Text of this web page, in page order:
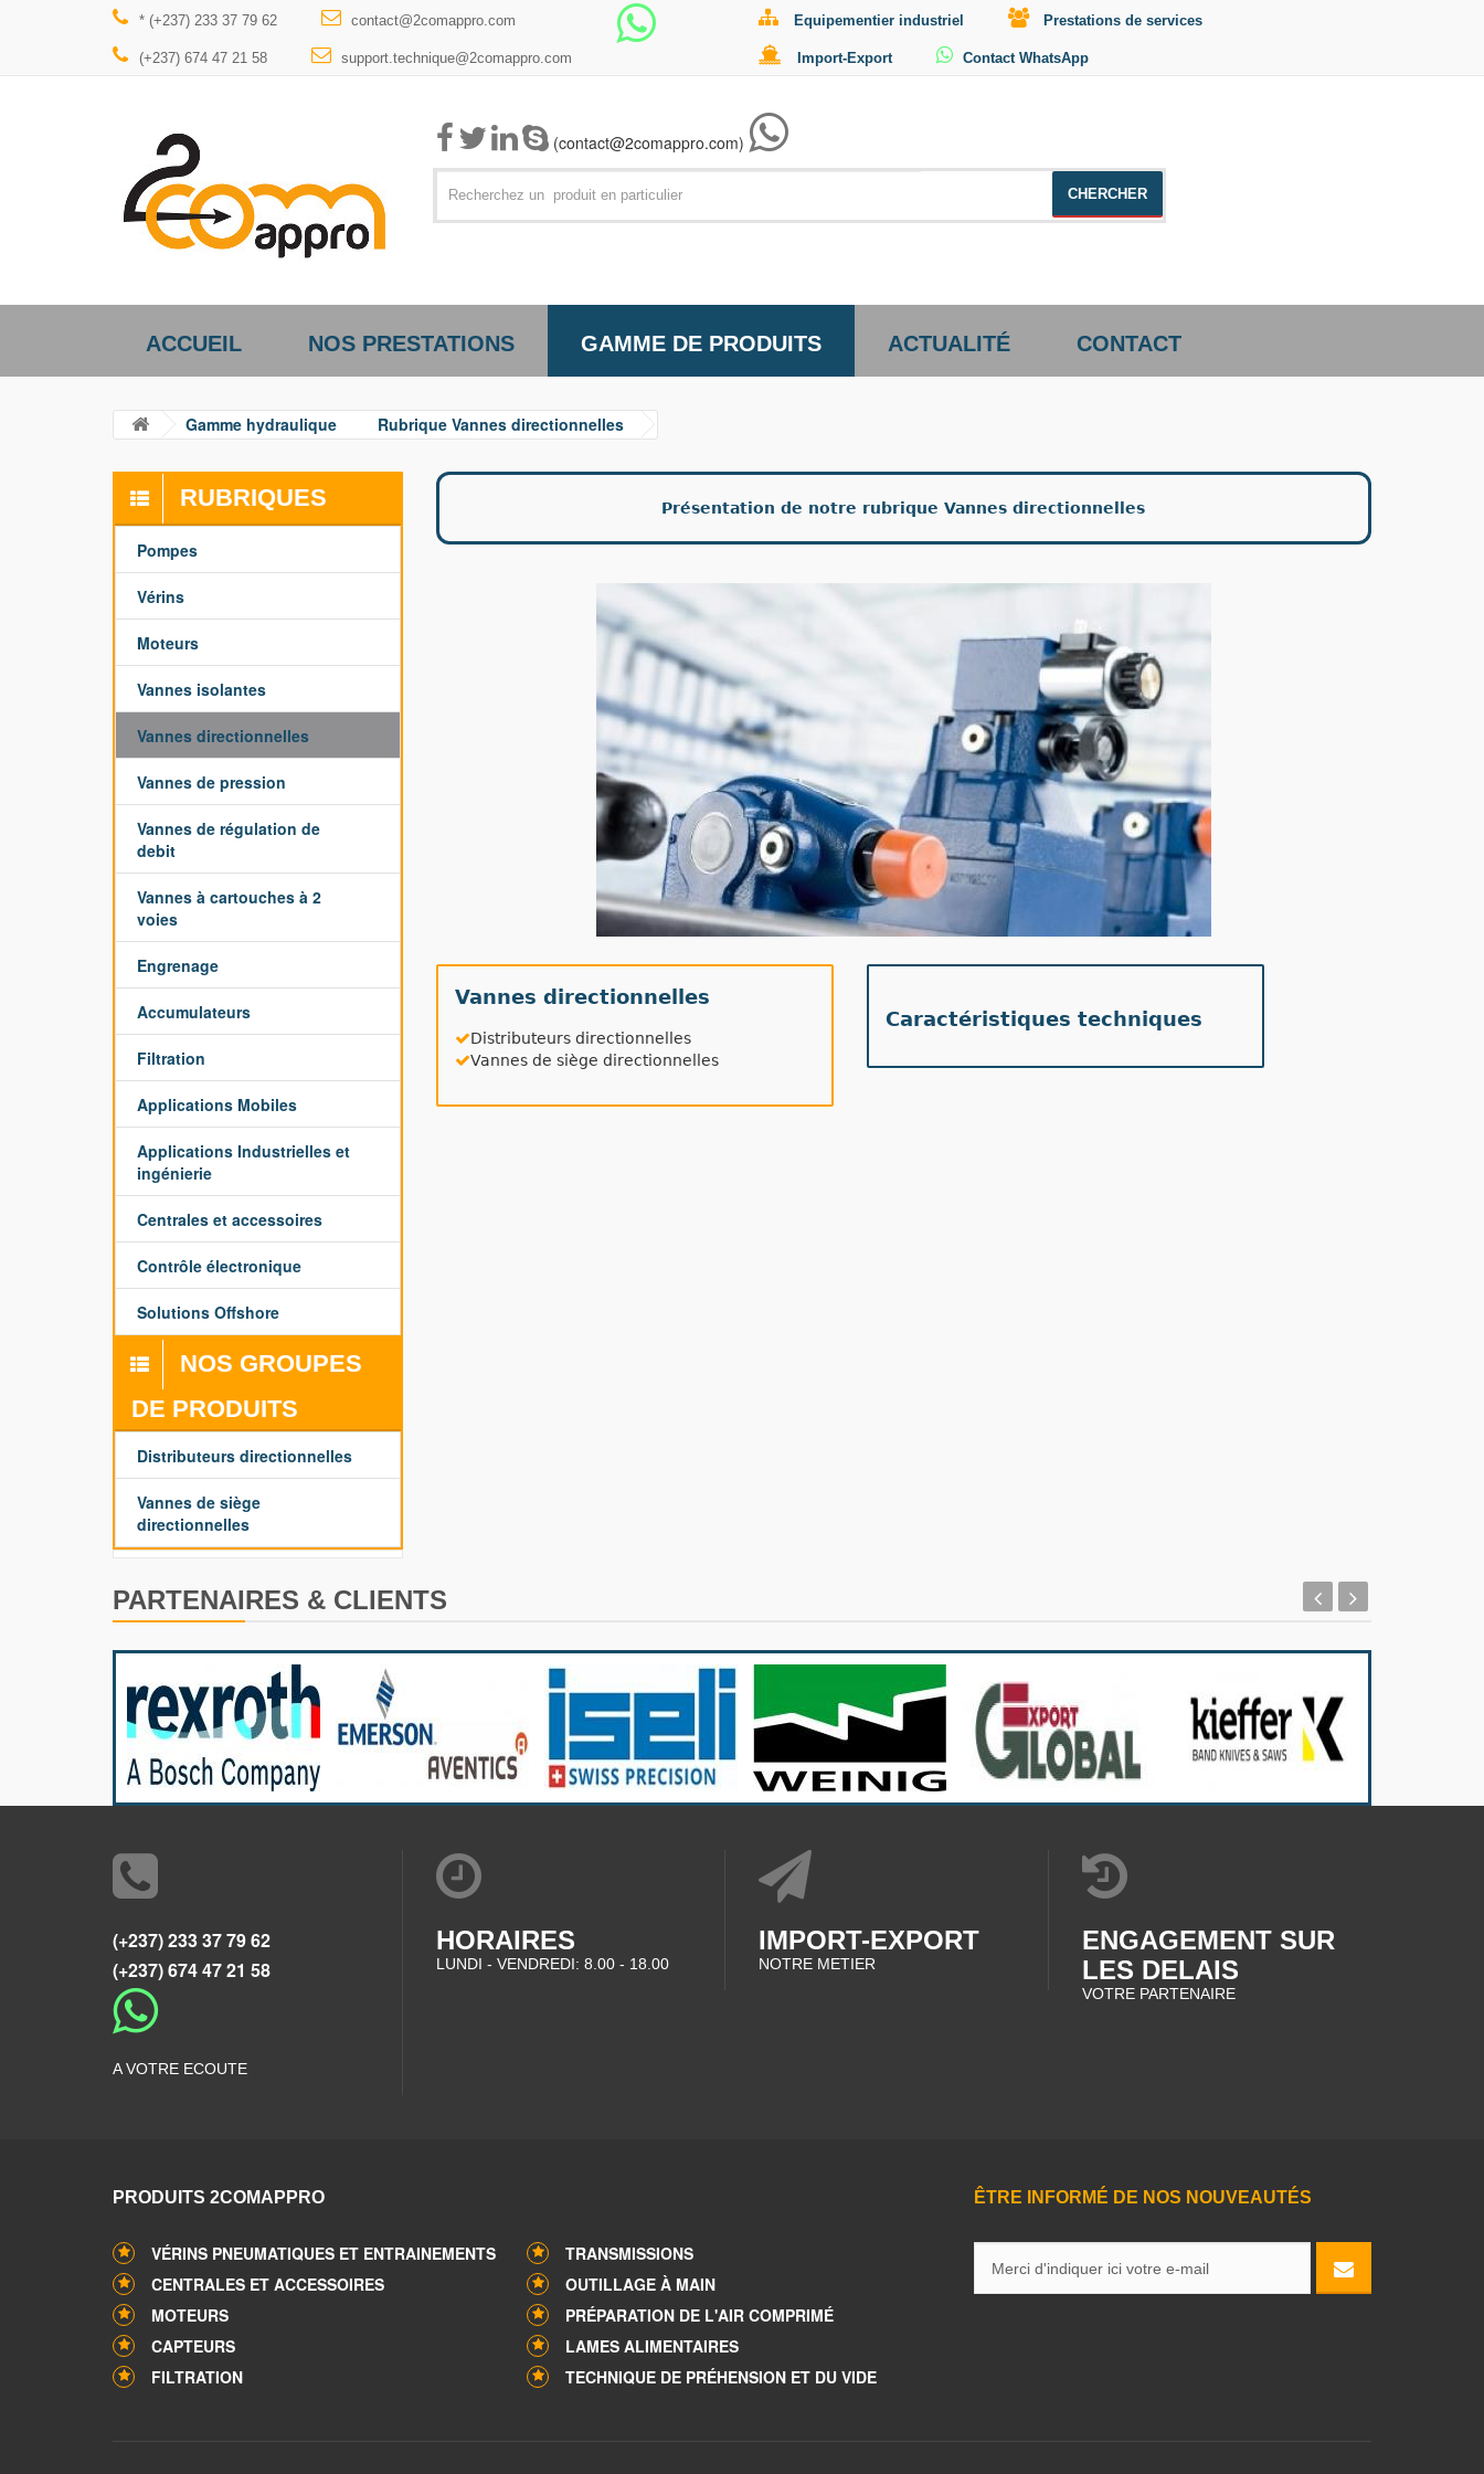
* (+237) 233 37 79 62 contact@2comappro.com
(+237) 674 47 21 58 support.technique@2comappro.com
Equipementier industriel Prestations de services
Import-Export Contact WhatsApp
(contact@2comappro.com)
ACCUEIL NOS PRESTATIONS GAMME DE PRODUITS ACTUALITÉ CONTACT
Gamme hydraulique Rubrique Vannes directionnelles
RUBRIQUES
Pompes
Vérins
Moteurs
Vannes isolantes
Vannes directionnelles
Vannes de pression
Vannes de régulation de
debit
Vannes à cartouches à 2
voies
Engrenage
Accumulateurs
Filtration
Applications Mobiles
Applications Industrielles et
ingénierie
Centrales et accessoires
Contrôle électronique
Solutions Offshore
NOS GROUPES
DE PRODUITS
Distributeurs directionnelles
Vannes de siège
directionnelles
Présentation de notre rubrique Vannes directionnelles
Vannes directionnelles
Distributeurs directionnelles
Vannes de siège directionnelles
Caractéristiques techniques
PARTENAIRES & CLIENTS
(+237) 233 37 79 62
(+237) 674 47 21 58
A VOTRE ECOUTE
HORAIRES
LUNDI - VENDREDI: 8.00 - 18.00
IMPORT-EXPORT
NOTRE METIER
ENGAGEMENT SUR
LES DELAIS
VOTRE PARTENAIRE
PRODUITS 2COMAPPRO
VÉRINS PNEUMATIQUES ET ENTRAINEMENTS
TRANSMISSIONS
CENTRALES ET ACCESSOIRES
OUTILLAGE À MAIN
MOTEURS
PRÉPARATION DE L'AIR COMPRIMÉ
CAPTEURS
LAMES ALIMENTAIRES
FILTRATION
TECHNIQUE DE PRÉHENSION ET DU VIDE
ÊTRE INFORMÉ DE NOS NOUVEAUTÉS